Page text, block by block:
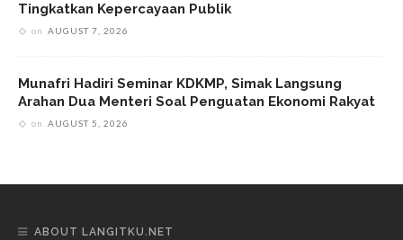
Tingkatkan Kepercayaan Publik
on AUGUST 7, 2026
Munafri Hadiri Seminar KDKMP, Simak Langsung
Arahan Dua Menteri Soal Penguatan Ekonomi Rakyat
on AUGUST 5, 2026
ABOUT LANGITKU.NET